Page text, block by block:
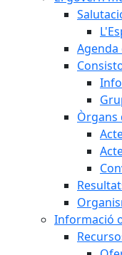
Agenda
Òrgans
Informació